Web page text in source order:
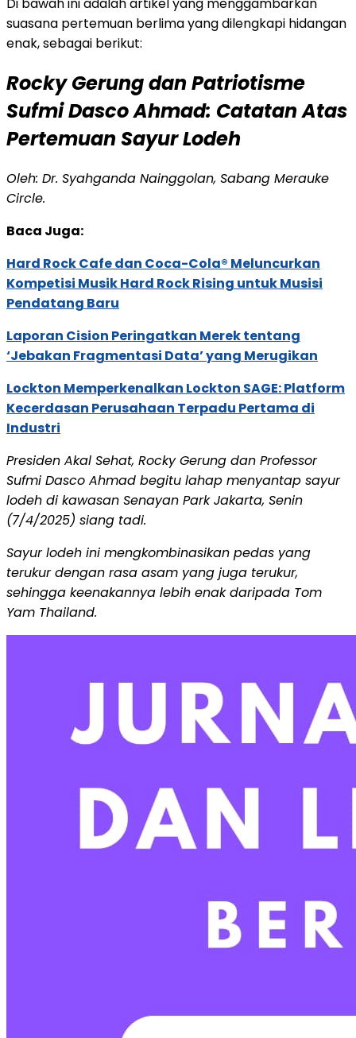
suasana pertemuan berlima yang dilengkapi hidangan
enak, sebagai berikut:
Rocky Gerung dan Patriotisme
Sufmi Dasco Ahmad: Catatan Atas
Pertemuan Sayur Lodeh
Oleh: Dr. Syahganda Nainggolan, Sabang Merauke
Circle.
Baca Juga:
Hard Rock Cafe dan Coca-Cola® Meluncurkan
Kompetisi Musik Hard Rock Rising untuk Musisi
Pendatang Baru
Laporan Cision Peringatkan Merek tentang
‘Jebakan Fragmentasi Data’ yang Merugikan
Lockton Memperkenalkan Lockton SAGE: Platform
Kecerdasan Perusahaan Terpadu Pertama di
Industri
Presiden Akal Sehat, Rocky Gerung dan Professor
Sufmi Dasco Ahmad begitu lahap menyantap sayur
lodeh di kawasan Senayan Park Jakarta, Senin
(7/4/2025) siang tadi.
Sayur lodeh ini mengkombinasikan pedas yang
terukur dengan rasa asam yang juga terukur,
sehingga keenakannya lebih enak daripada Tom
Yam Thailand.